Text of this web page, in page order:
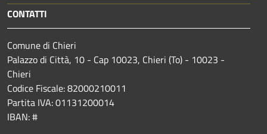
CONTATTI
Comune di Chieri
Palazzo di Città, 10 - Cap 10023, Chieri (To) - 10023 -
Chieri
Codice Fiscale: 82000210011
Partita IVA: 01131200014
IBAN: #